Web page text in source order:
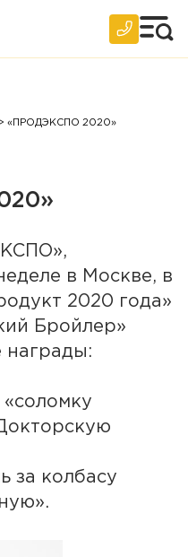
> «ПРОДЭКСПО 2020»
в Москве, в
2020 года»
Бройлер»
награды:
за колбасу